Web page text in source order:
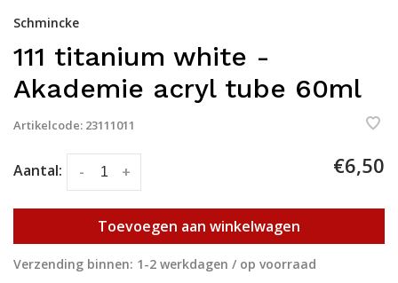
Schmincke
111 titanium white -
Akademie acryl tube 60ml
Artikelcode: 23111011
Aantal: +
- €6,50
Toevoegen aan winkelwagen
Verzending binnen: 1-2 werkdagen / op voorraad